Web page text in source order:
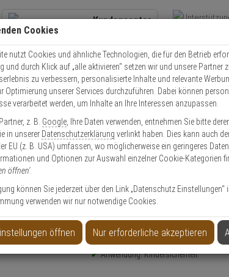
Kundencenter
Kontaktservice nutzen
Mo. - Do.: 8:00 - 16:30 Fr. 8:00 - 14:00 Uhr
Care Abus Nachtlicht mit Temperaturanzeige JC8650 Lily
JC8650 Lily
Produktinformationen
Typ: Nachtlicht
Serie: JC
Anwendung: Kindersicherheit
Cookies
nutzt Cookies und ähnliche Technologien, die für den Betrieb
und durch Klick auf „alle aktivieren“ setzen wir und unsere Partner
zu verbessern, personalisierte Inhalte und relevante
Optimierung unserer Services durchzuführen. Dabei können
verarbeitet werden, um Inhalte an Ihre Interessen anzupassen.
z. B. Google , Ihre Daten verwenden, entnehmen Sie bitte
in unserer Datenschutzerklärung verlinkt haben. Dies kann auch
EU (z. B. USA) umfassen, wo möglicherweise ein geringeres
und Optionen zur Auswahl einzelner Cookie-Kategorien
öffnen'.
können Sie jederzeit über den Link „Datenschutz Einstellungen“
verwenden wir nur notwendige Cookies.
öffnen Nur erforderliche akzeptieren